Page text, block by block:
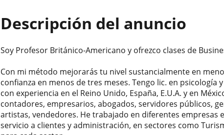
Descripción del anuncio
Soy Profesor Británico-Americano y ofrezco clases de
Con mi método mejorarás tu nivel sustancialmente en
confianza en menos de tres meses. Tengo lic. en psicología
con experiencia en el Reino Unido, España, E.U.A. y en
contadores, empresarios, abogados, servidores públicos,
artistas, vendedores. He trabajado en diferentes empresas
servicio a clientes y administración, en sectores como